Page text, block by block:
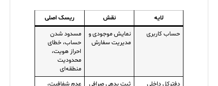
لایه نقش
ریسک اصلی
حساب کاربری
نمایش موجودی و
مدیریت سفارش
مسدود شدن
حساب، خطای
احراز هویت،
محدودیت
منطقه‌ای
دفترکل داخلی
ثبت بدهی صرافی
عدم شفافیت،